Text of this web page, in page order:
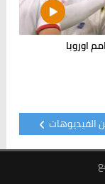
الفيديوهات